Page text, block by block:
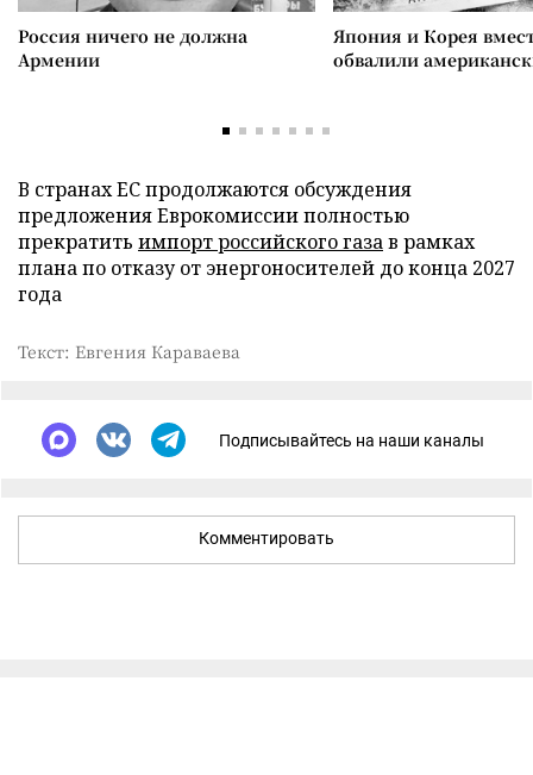
Россия ничего не должна
Армении
Япония и Корея
обвалили
В странах ЕС продолжаются обсуждения
предложения Еврокомиссии полностью
прекратить импорт российского газав рамках
плана по отказу от энергоносителей до конца 2027
года
Текст: Евгения Караваева
Подписывайтесь на наши каналы
Комментировать